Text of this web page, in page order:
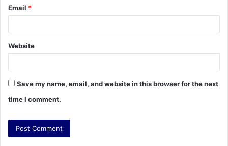
Email *
Website
Save my name, email, and website in this browser for the next
time I comment.